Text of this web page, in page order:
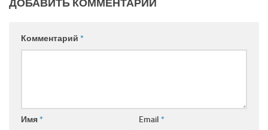
ДОБАВИТЬ КОММЕНТАРИЙ
Комментарий *
Имя* Email *